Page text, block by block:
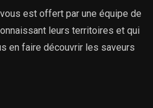
est offert par une équipe de
leurs territoires et qui
en faire découvrir les saveurs